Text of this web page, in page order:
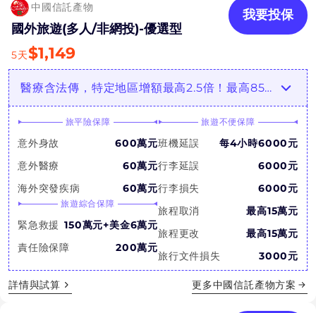
中國信託產物
國外旅遊(多人/非網投)-優選型
我要投保
5天$1,149
醫療含法傳，特定地區增額最高2.5倍！最高85歲可保
旅平險保障
意外身故
600萬元
意外醫療
60萬元
海外突發疾病
60萬元
旅遊綜合保障
緊急救援 150萬元+美金6萬元
責任險保障
200萬元
旅遊不便保障
班機延誤
每4小時6000元
行李延誤
6000元
行李損失
6000元
旅程取消
最高15萬元
旅程更改
最高15萬元
旅行文件損失
3000元
詳情與試算 更多中國信託產物方案